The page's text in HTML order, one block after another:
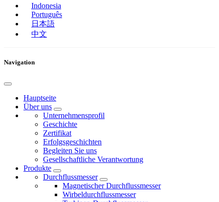
Indonesia
Português
日本語
中文
Navigation
Hauptseite
Über uns
Unternehmensprofil
Geschichte
Zertifikat
Erfolgsgeschichten
Begleiten Sie uns
Gesellschaftliche Verantwortung
Produkte
Durchflussmesser
Magnetischer Durchflussmesser
Wirbeldurchflussmesser